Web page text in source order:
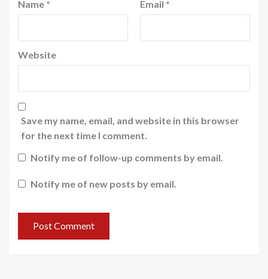
Name * Email *
Website
Save my name, email, and website in this browser
for the next time I comment.
Notify me of follow-up comments by email.
Notify me of new posts by email.